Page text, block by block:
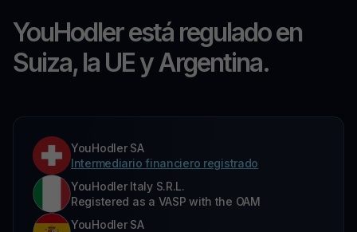
YouHodler está regulado en
Suiza, la UE y Argentina.
YouHodler SA
Intermediario financiero registrado
YouHodler Italy S.R.L.
Registered as a VASP with the OAM
YouHodler SA